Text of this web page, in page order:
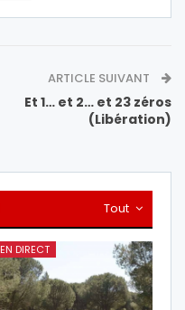
ARTICLE SUIVANT
Et 1… et 2… et 23 zéros
(Libération)
Tout
EN DIRECT